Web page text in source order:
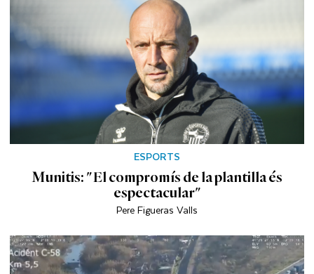
ESPORTS
Munitis: "El compromís de la plantilla és
espectacular"
Pere Figueras Valls